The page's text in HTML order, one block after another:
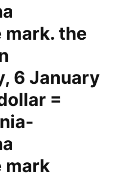
the
6 January
=
mark